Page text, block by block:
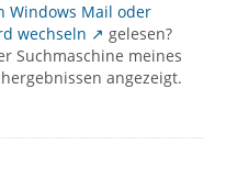
Windows Mail oder
wechseln
gelesen?
Suchmaschine meines
angezeigt.